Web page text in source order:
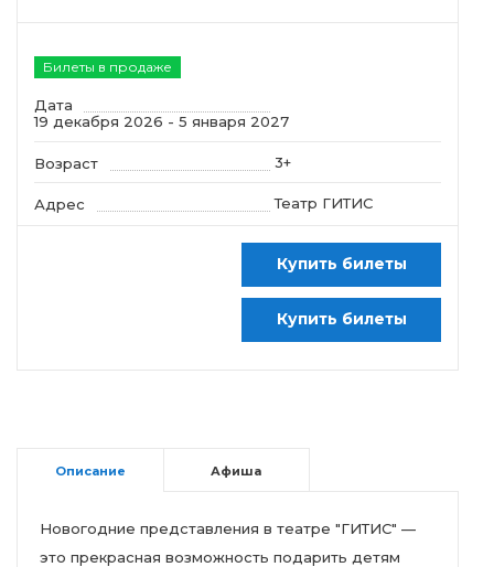
Билеты в продаже
Дата
19 декабря 2026 - 5 января 2027
Возраст 3+
Адрес Театр ГИТИС
Купить билеты
Купить билеты
Описание Афиша
Новогодние представления в театре "ГИТИС" —
это прекрасная возможность подарить детям